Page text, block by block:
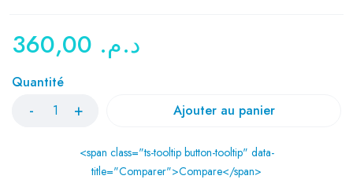
د.م.
Quantité
Ajouter au panier
<span class="ts-tooltip button-tooltip" data-
title="Comparer">Compare</span>